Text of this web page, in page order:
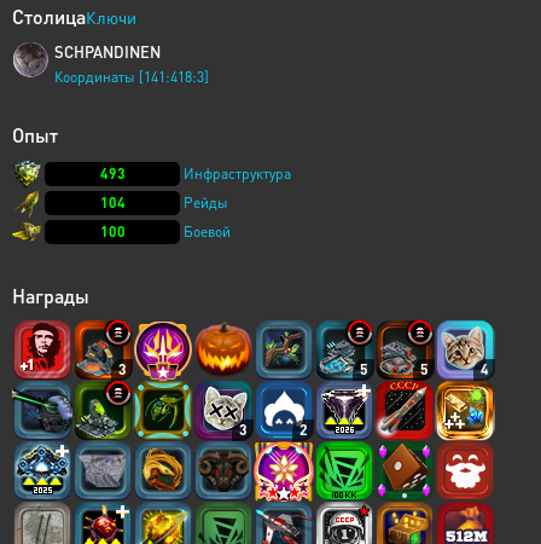
СтолицаКлючи
SCHPANDINEN
Координаты [141:418:3]
Опыт
493
Инфраструктура
104
Рейды
100
Боевой
Награды
3 5 5 4
3 2